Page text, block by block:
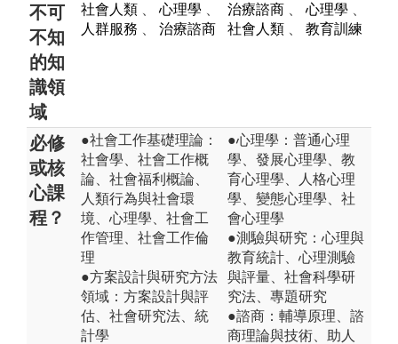
不可
不知
的知
識領
域
社會人類 心理學
人群服務
治療諮商
治療諮商 心理學
社會人類
教育訓練
必修
或核
心課
程？
●社會工作基礎理論：
社會學、社會工作概
論、社會福利概論、
人類行為與社會環
境、心理學、社會工
作管理、社會工作倫
理
●方案設計與研究方法
領域：方案設計與評
估、社會研究法、統
計學
●心理學：普通心理
學、發展心理學、教
育心理學、人格心理
學、變態心理學、社
會心理學
●測驗與研究：心理與
教育統計、心理測驗
與評量、社會科學研
究法、專題研究
●諮商：輔導原理、諮
商理論與技術、助人